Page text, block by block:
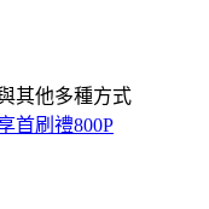
其他多種方式
首刷禮800P